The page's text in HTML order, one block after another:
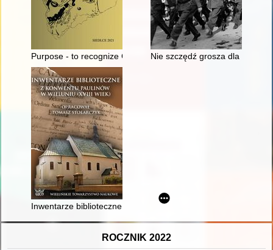
Purpose - to recognize Germany : about some activities of
Nie szczędź grosza dla ofiar
Inwentarze biblioteczne z konwentu paulinów w Wieluniu
ROCZNIK 2022